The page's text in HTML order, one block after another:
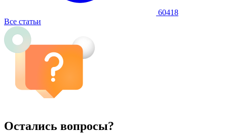
60418
Все статьи
Остались вопросы?